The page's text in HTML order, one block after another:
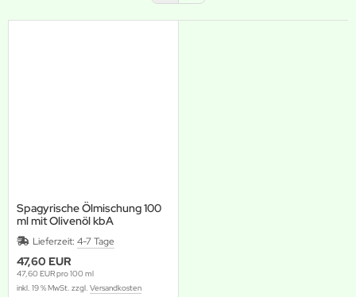
Spagyrische Ölmischung 100
ml mit Olivenöl kbA
Lieferzeit: 4-7 Tage
47,60 EUR
47,60 EUR pro 100 ml
inkl. 19 % MwSt. zzgl. Versandkosten